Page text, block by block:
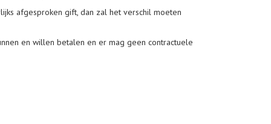
afgesproken gift, dan zal het verschil moeten
en willen betalen en er mag geen contractuele